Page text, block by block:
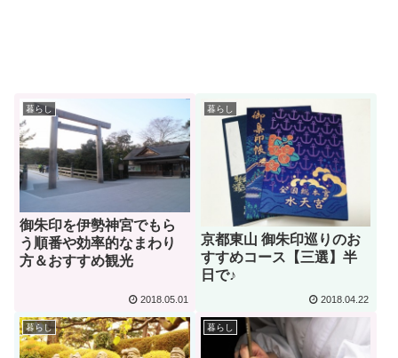
暮らし
御朱印を伊勢神宮でもら
う順番や効率的なまわり
方＆おすすめ観光
2018.05.01
暮らし
京都東山 御朱印巡りのお
すすめコース【三選】半
日で♪
2018.04.22
暮らし 暮らし